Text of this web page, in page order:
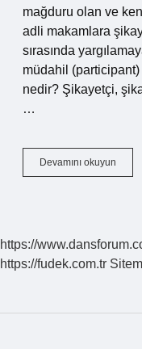
mağduru olan ve
adli makamlara
sırasında
müdahil (participant)
nedir? Şikayetçi,
…
Devamını okuyun
Ne
https://
https://fudek.com.tr